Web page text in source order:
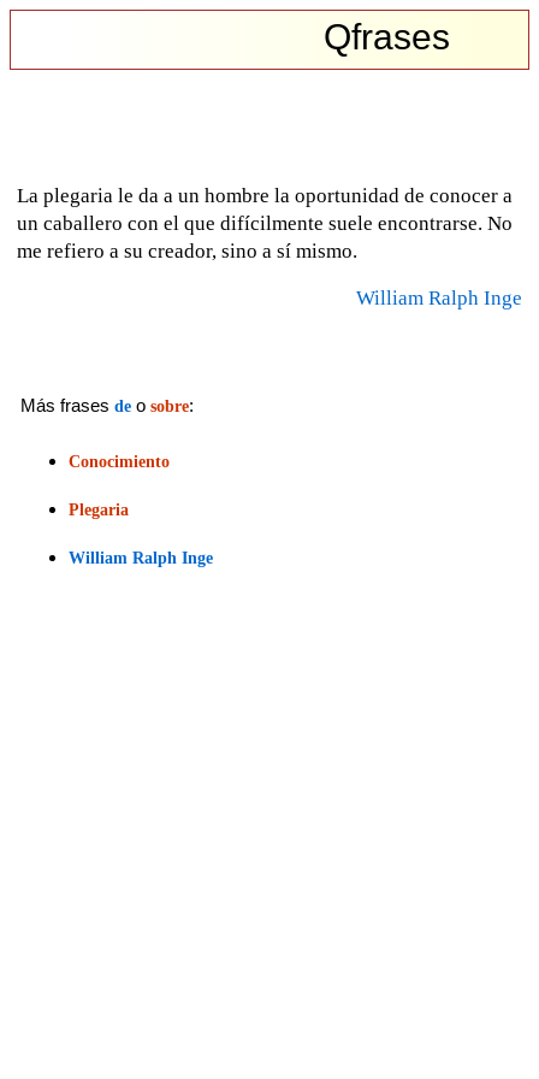
Qfrases
La plegaria le da a un hombre la oportunidad de conocer a
un caballero con el que difícilmente suele encontrarse. No
me refiero a su creador, sino a sí mismo.
William Ralph Inge
Más frases de o sobre:
Conocimiento
Plegaria
William Ralph Inge